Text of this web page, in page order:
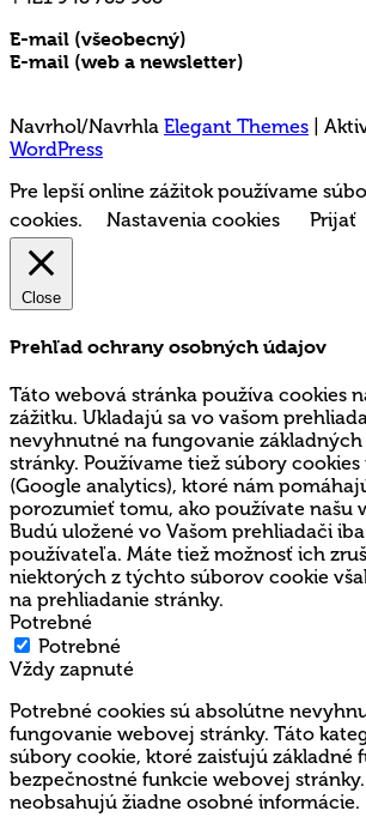
E-mail (všeobecný)
E-mail (web a newsletter)
Navrhol/Navrhla Elegant Themes |
WordPress
Pre lepší online zážitok používame
cookies.
Nastavenia cookies Prijať
Close
Prehľad ochrany osobných údajov
Táto webová stránka používa cookies
zážitku. Ukladajú sa vo vašom
nevyhnutné na fungovanie
stránky. Používame tiež súbory
(Google analytics), ktoré nám
porozumieť tomu, ako používate našu
Budú uložené vo Vašom prehliadači
používateľa. Máte tiež možnosť ich
niektorých z týchto súborov cookie
na prehliadanie stránky.
Potrebné
Potrebné
Vždy zapnuté
Potrebné cookies sú absolútne
fungovanie webovej stránky. Táto
súbory cookie, ktoré zaisťujú základné
bezpečnostné funkcie webovej
neobsahujú žiadne osobné informácie.